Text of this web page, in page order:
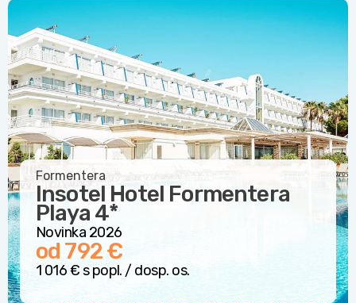
Formentera
Insotel Hotel Formentera
Playa 4*
Novinka 2026
od 792 €
1 016 € s popl. / dosp. os.